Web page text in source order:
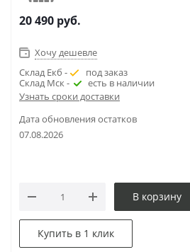
20 490 руб.
Хочу дешевле
Склад Екб -
под заказ
Склад Мск -
есть в наличии
Узнать сроки доставки
Дата обновления остатков
07.08.2026
В корзину
Купить в 1 клик